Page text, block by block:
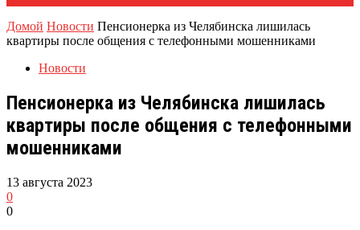
Домой Новости Пенсионерка из Челябинска лишилась
квартиры после общения с телефонными мошенниками
Новости
Пенсионерка из Челябинска лишилась
квартиры после общения с телефонными
мошенниками
13 августа 2023
0
0